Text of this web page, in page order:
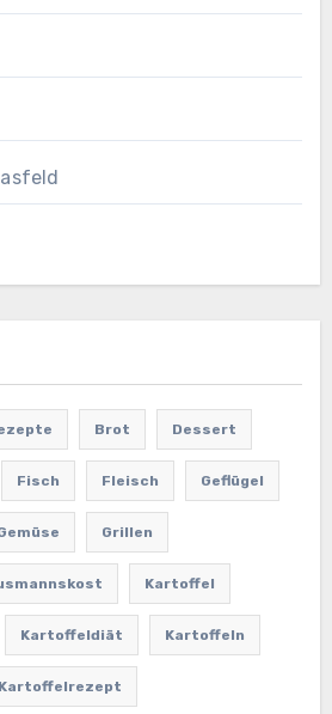
Brot Dessert
Fisch Fleisch Geflügel
Grillen
Kartoffel
Kartoffeldiät Kartoffeln
Kartoffelrezept